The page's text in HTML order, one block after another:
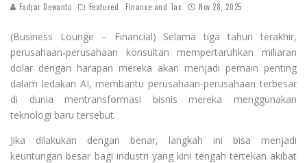
Fadjar Dewanto Featured Finance and Tax Nov 28, 2025
(Business Lounge – Financial) Selama tiga tahun terakhir,
perusahaan-perusahaan konsultan mempertaruhkan miliaran
dolar dengan harapan mereka akan menjadi pemain penting
dalam ledakan AI, membantu perusahaan-perusahaan terbesar
di dunia mentransformasi bisnis mereka menggunakan
teknologi baru tersebut.
Jika dilakukan dengan benar, langkah ini bisa menjadi
keuntungan besar bagi industri yang kini tengah tertekan akibat